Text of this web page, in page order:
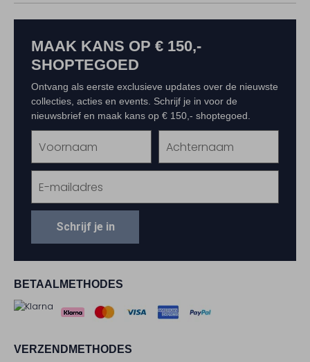
BETAALMETHODES
VERZENDMETHODES
MAAK KANS OP € 150,-
SHOPTEGOED
Ontvang als eerste exclusieve updates over de nieuwste
collecties, acties en events. Schrijf je in voor de
nieuwsbrief en maak kans op € 150,- shoptegoed.
Schrijf je in